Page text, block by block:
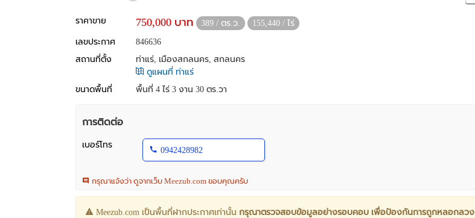
ราคาขาย 750,000 บาท 389 / ตร.ว. 155,440 / ไร่
เลขประกาศ
846636
สถานที่ตั้ง
ท่าแร่, เมืองสกลนคร, สกลนคร
ดูแผนที่ ท่าแร่
ขนาดพื้นที่
พื้นที่ 4 ไร่ 3 งาน 30 ตร.วา
การติดต่อ
เบอร์โทร
0942428982
กรุณาแจ้งว่า ดูจากเว็บ Meezub.com ขอบคุณครับ
Meezub.com เป็นพื้นที่ฝากประกาศเท่านั้น กรุณาตรวจสอบข้อมูลอย่างรอบคอบ เพื่อป้องกันการถูกหลอกลวง